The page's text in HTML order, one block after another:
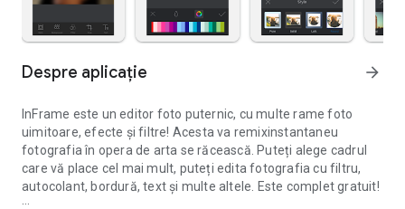
Despre aplicație arrow_forward
InFrame este un editor foto puternic, cu multe rame foto
uimitoare, efecte și filtre! Acesta va remixinstantaneu
fotografia în opera de arta se răcească. Puteți alege cadrul
care vă place cel mai mult, puteți edita fotografia cu filtru,
autocolant, bordură, text și multe altele. Este complet gratuit!